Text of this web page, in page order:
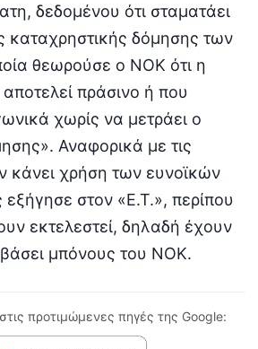
δεδομένου ότι σταματάει
καταχρηστικής δόμησης των
θεωρούσε ο ΝΟΚ ότι η
πράσινο ή που
χωρίς να μετράει ο
Αναφορικά με τις
κάνει χρήση των ευνοϊκών
στον «Ε.Τ.», περίπου
εκτελεστεί, δηλαδή έχουν
βάσει μπόνους του ΝΟΚ.
προτιμώμενες πηγές της Google: